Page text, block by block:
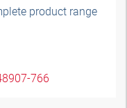
product range
766